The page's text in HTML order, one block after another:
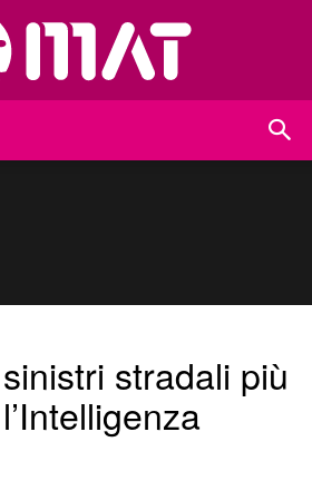
stradali più